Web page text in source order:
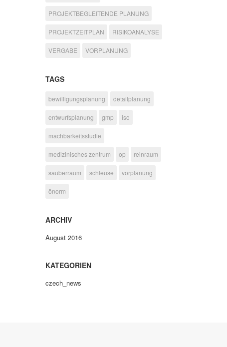
PROJEKTBEGLEITENDE PLANUNG
PROJEKTZEITPLAN RISIKOANALYSE
VERGABE VORPLANUNG
TAGS
bewilligungsplanung detailplanung
entwurfsplanung gmp iso
machbarkeitsstudie
medizinisches zentrum op reinraum
sauberraum schleuse vorplanung
önorm
ARCHIV
August 2016
KATEGORIEN
czech_news